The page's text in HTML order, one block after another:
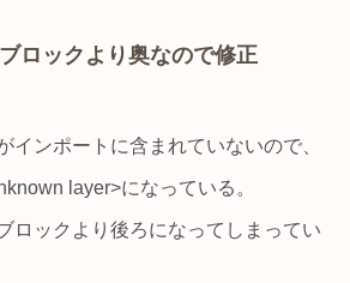
ロックより奥なので修正
インポートに含まれていないので、
layer>になっている。
ロックより後ろになってしまってい